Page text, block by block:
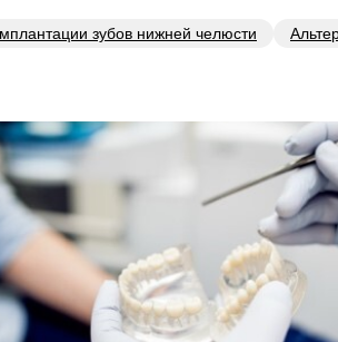
зубов нижней челюсти